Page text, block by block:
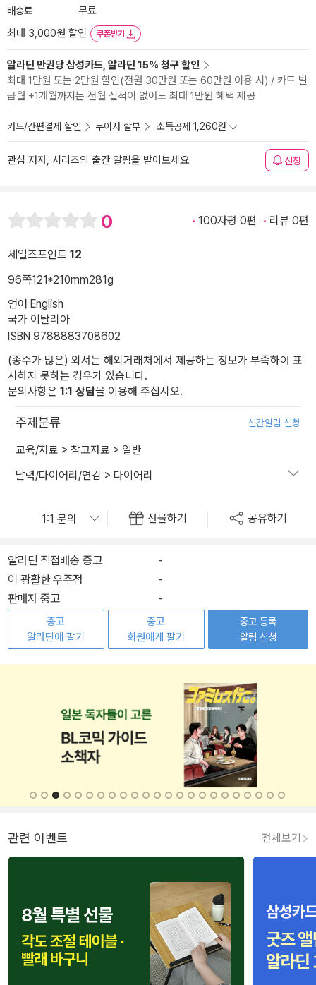
배송료
무료
최대 3,000원 할인
쿠폰받기
알라딘 만권당 삼성카드, 알라딘 15% 청구 할인
최대 1만원 또는 2만원 할인(전월 30만원 또는 60만원 이용 시) / 카드 발
급월 +1개월까지는 전월 실적이 없어도 최대 1만원 혜택 제공
카드/간편결제 할인 무이자 할부 소득공제 1,260원
관심 저자, 시리즈의 출간 알림을 받아보세요 신청
0 100자평 0편 리뷰 0편
세일즈포인트 12
96쪽121*210mm281g
언어 English
국가 이탈리아
ISBN 9788883708602
(종수가 많은) 외서는 해외거래처에서 제공하는 정보가 부족하여 표
시하지 못하는 경우가 있습니다.
문의사항은 1:1 상담을 이용해 주십시오.
주제분류 신간알림 신청
교육/자료 > 참고자료 > 일반
달력/다이어리/연감 > 다이어리
선물하기 공유하기
알라딘 직접배송 중고
-
이 광활한 우주점
-
판매자 중고
-
중고
알라딘에 팔기
중고
회원에게 팔기
중고 등록
알림 신청
관련 이벤트 전체보기